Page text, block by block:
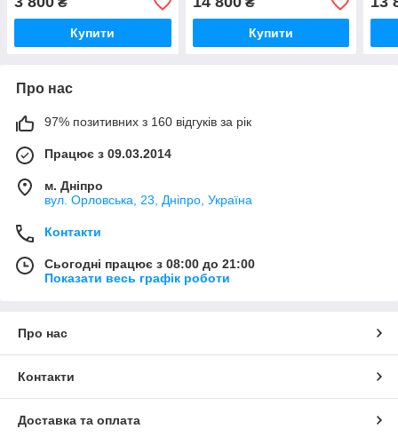
Купити Купити
Про нас
97% позитивних з 160 відгуків за рік
Працює з 09.03.2014
м. Дніпро
вул. Орловська, 23, Дніпро, Україна
Контакти
Сьогодні працює з 08:00 до 21:00
Показати весь графік роботи
Про нас
Контакти
Доставка та оплата